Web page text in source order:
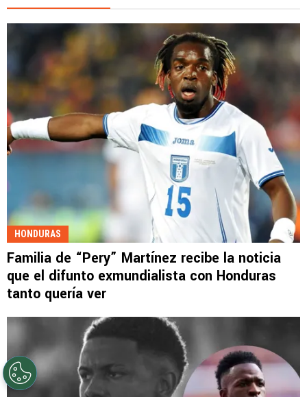
HONDURAS
Familia de “Pery” Martínez recibe la noticia
que el difunto exmundialista con Honduras
tanto quería ver